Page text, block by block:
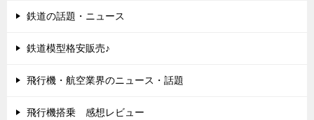
鉄道の話題・ニュース
鉄道模型格安販売♪
飛行機・航空業界のニュース・話題
飛行機搭乗 感想レビュー